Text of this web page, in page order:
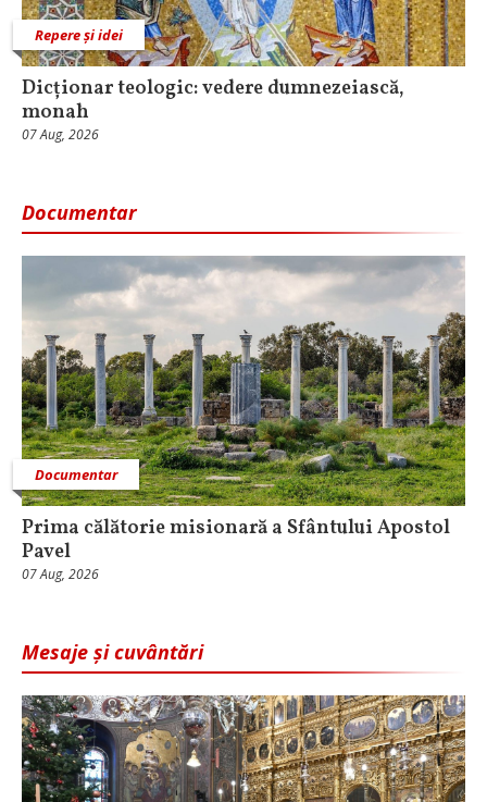
Repere și idei
Dicționar teologic: vedere dumnezeiască,
monah
07 Aug, 2026
Documentar
Documentar
Prima călătorie misionară a Sfântului Apostol
Pavel
07 Aug, 2026
Mesaje și cuvântări